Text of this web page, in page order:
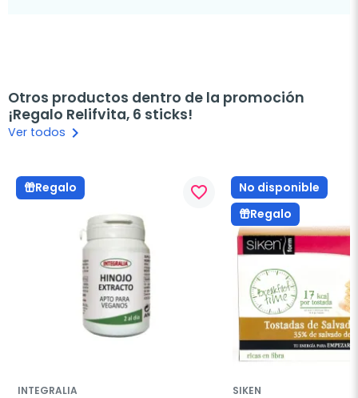
Otros productos dentro de la promoción
¡Regalo Relifvita, 6 sticks!
Ver todos keyboard_arrow_right
Regalo favorite_border
INTEGRALIA
No disponible
Regalo
SIKEN